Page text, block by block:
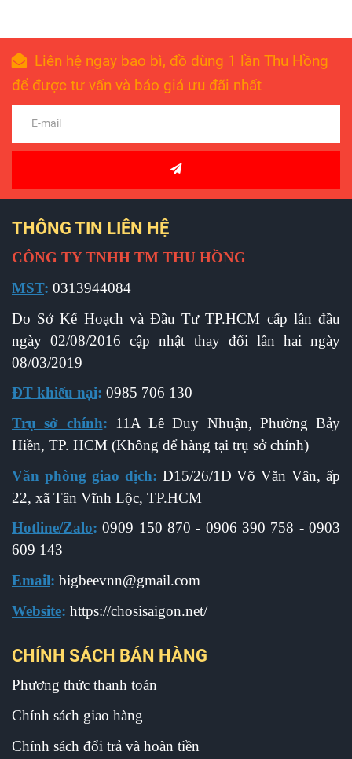
Liên hệ ngay bao bì, đồ dùng 1 lần Thu Hồng
để được tư vấn và báo giá ưu đãi nhất
THÔNG TIN LIÊN HỆ
CÔNG TY TNHH TM THU HỒNG
MST: 0313944084
Do Sở Kế Hoạch và Đầu Tư TP.HCM cấp lần đầu
ngày 02/08/2016 cập nhật thay đổi lần hai ngày
08/03/2019
ĐT khiếu nại: 0985 706 130
Trụ sở chính: 11A Lê Duy Nhuận, Phường Bảy
Hiền, TP. HCM (Không để hàng tại trụ sở chính)
Văn phòng giao dịch: D15/26/1D Võ Văn Vân, ấp
22, xã Tân Vĩnh Lộc, TP.HCM
Hotline/Zalo: 0909 150 870 - 0906 390 758 - 0903
609 143
Email: bigbeevnn@gmail.com
Website: https://chosisaigon.net/
CHÍNH SÁCH BÁN HÀNG
Phương thức thanh toán
Chính sách giao hàng
Chính sách đổi trả và hoàn tiền